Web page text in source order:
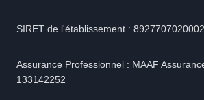
SIRET de l'établissement :
Assurance Professionnel : MAAF
133142252